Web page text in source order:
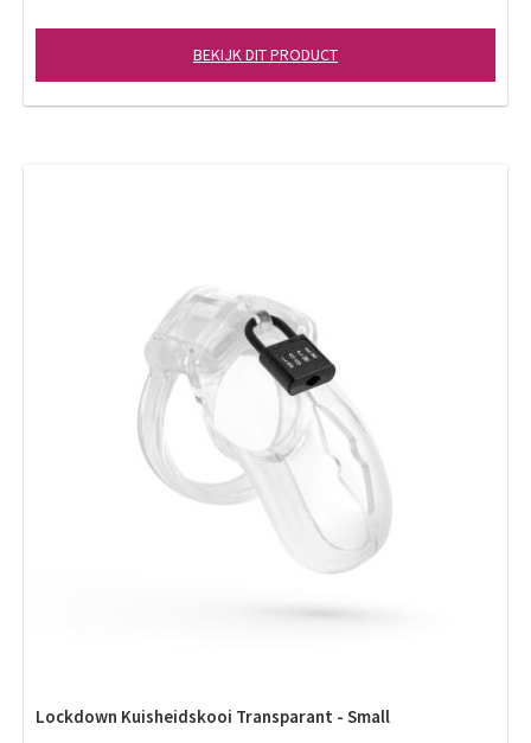
BEKIJK DIT PRODUCT
Lockdown Kuisheidskooi Transparant - Small